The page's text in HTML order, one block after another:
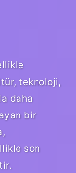
teknoloji,
daha
bir
son